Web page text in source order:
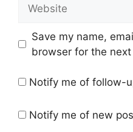
Save my name,
browser for the
Notify me of follow-
Notify me of new